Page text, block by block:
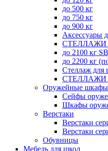
до 500 кг
до 750 кг
до 900 кг
Аксессуары
СТЕЛЛАЖИ
до 2100 кг SB
до 2200 кг
Стеллаж для
СТЕЛЛАЖИ
Оружейные
Сейфы
Шкафы
Верстаки
Верстаки
Верстаки
Обувницы
Мебель для школ